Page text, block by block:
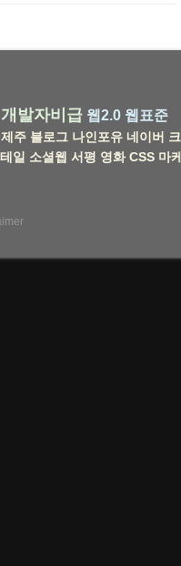
개발자비급 웹2.0 웹표준
제주 블로그 나인포유 네이버 크
일 소셜웹 서평 영화 CSS 마케